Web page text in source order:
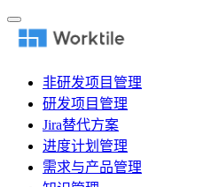
非研发项目管理
研发项目管理
Jira替代方案
进度计划管理
需求与产品管理